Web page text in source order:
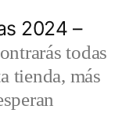
2024 –
todas
tienda, más